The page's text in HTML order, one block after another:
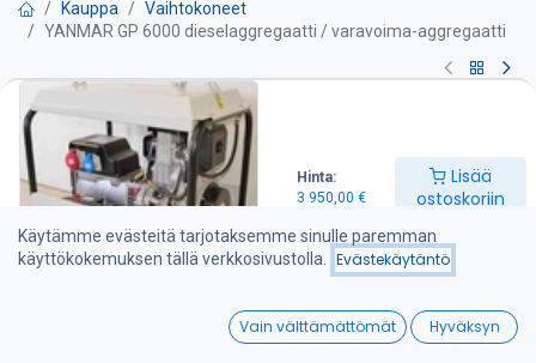
Hinta:
3 950,00 €
Lisää
ostoskoriin
Wishlist
Kauppa
Vaihtokoneet
YANMAR GP 6000 dieselaggregaatti / varavoima-aggregaatti
YANMAR GP 6000
dieselaggregaatti / varavoima-
aggregaatti
Pyydä tarjous
Käytämme evästeitä tarjotaksemme sinulle paremman
käyttökokemuksen tällä verkkosivustolla.
Evästekäytäntö
Vain välttämättömät Hyväksyn